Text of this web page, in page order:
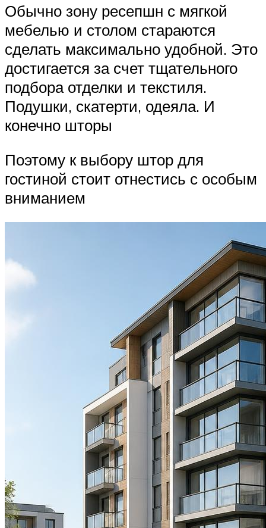
Обычно зону ресепшн с мягкой
мебелью и столом стараются
сделать максимально удобной. Это
достигается за счет тщательного
подбора отделки и текстиля.
Подушки, скатерти, одеяла. И
конечно шторы
Поэтому к выбору штор для
гостиной стоит отнестись с особым
вниманием